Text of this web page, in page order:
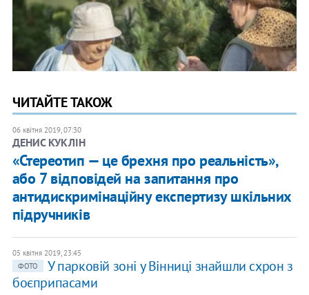
ЧИТАЙТЕ ТАКОЖ
06 квітня 2019, 07:30
ДЕНИС КУКЛІН
«Стереотип — це брехня про реальність»,
або 7 відповідей на запитання про
антидискримінаційну експертизу шкільних
підручників
05 квітня 2019, 23:45
ФОТО
У парковій зоні у Вінниці знайшли схрон з
боєприпасами